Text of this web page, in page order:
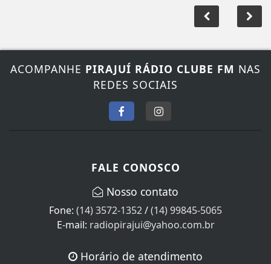
ACOMPANHE PIRAJUÍ RÁDIO CLUBE FM NAS
REDES SOCIAIS
FALE CONOSCO
Nosso contato
Fone: (14) 3572-1352/(14) 99845-5065
E-mail: radiopirajui@yahoo.com.br
Horário de atendimento